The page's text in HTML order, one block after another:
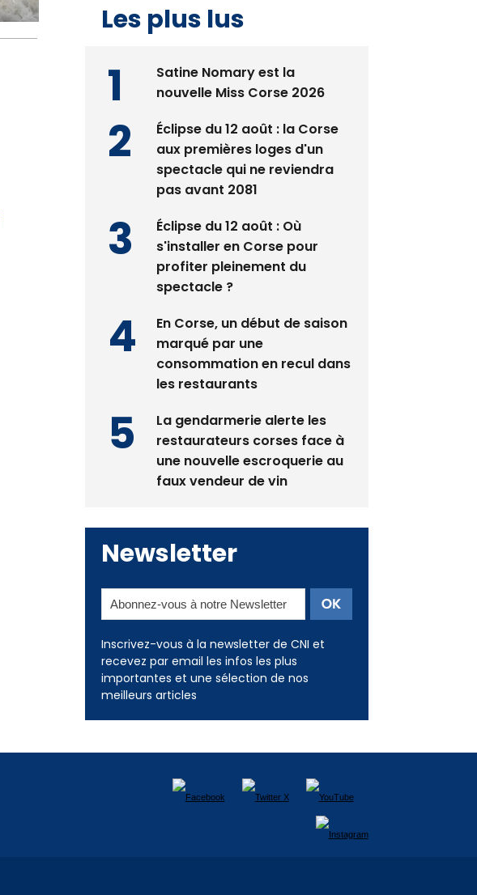
Les plus lus
Satine Nomary est la
nouvelle Miss Corse 2026
Éclipse du 12 août : la Corse
aux premières loges d'un
spectacle qui ne reviendra
pas avant 2081
Éclipse du 12 août : Où
s'installer en Corse pour
profiter pleinement du
spectacle ?
En Corse, un début de saison
marqué par une
consommation en recul dans
les restaurants
La gendarmerie alerte les
restaurateurs corses face à
une nouvelle escroquerie au
faux vendeur de vin
Newsletter
Inscrivez-vous à la newsletter de CNI et
recevez par email les infos les plus
importantes et une sélection de nos
meilleurs articles